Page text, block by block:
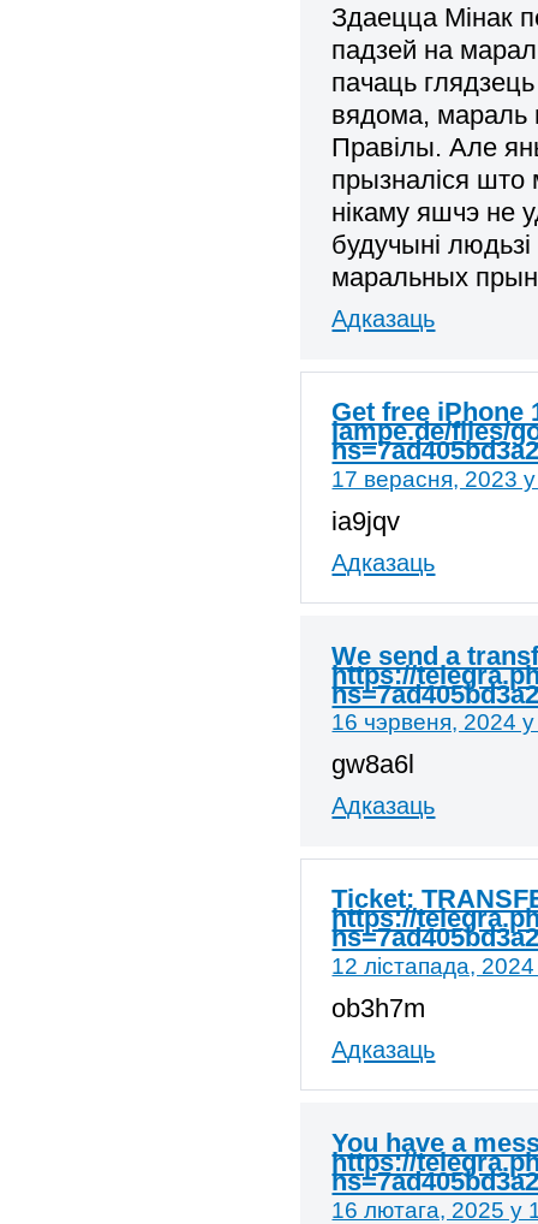
Здаецца Мінак
падзей на
пачаць
вядома, мараль
Правілы. Але
прызналіся што
нікаму яшчэ не
будучыні
маральных
Адказаць
Get free iPhone
lampe.de/files/
17 верасня, 2023
ia9jqv
Адказаць
We send a
https://
16 чэрвеня, 2024
gw8a6l
Адказаць
Ticket:
https://
12 лістапада,
ob3h7m
Адказаць
You have a
https://
16 лютага, 2025 у